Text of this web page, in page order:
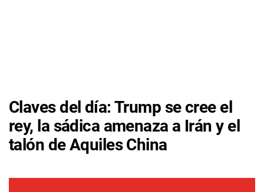
Claves del día: Trump se cree el
rey, la sádica amenaza a Irán y el
talón de Aquiles China